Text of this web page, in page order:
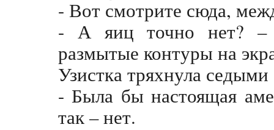
- Вот смотрите сюда,
- А яиц точно нет? –
размытые контуры на
Узистка тряхнула
- Была бы настоящая
так – нет.